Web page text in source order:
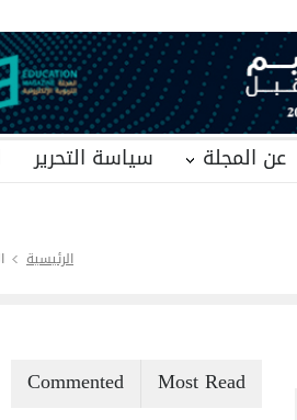
عن المجلة سياسة التحرير
الرئيسية
Most Read
Commented